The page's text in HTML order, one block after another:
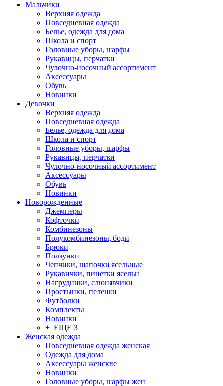
Мальчики
Верхняя одежда
Повседневная одежда
Белье, одежда для дома
Школа и спорт
Головные уборы, шарфы
Рукавицы, перчатки
Чулочно-носочный ассортимент
Аксессуары
Обувь
Новинки
Девочки
Верхняя одежда
Повседневная одежда
Белье, одежда для дома
Школа и спорт
Головные уборы, шарфы
Рукавицы, перчатки
Чулочно-носочный ассортимент
Аксессуары
Обувь
Новинки
Новорожденные
Джемперы
Кофточки
Комбинезоны
Полукомбинезоны, боди
Брюки
Ползунки
Чепчики, шапочки ясельные
Рукавички, пинетки ясельн
Нагрудники, слюнявчики
Простынки, пеленки
Футболки
Комплекты
Новинки
+ ЕЩЕ 3
Женская одежда
Повседневная одежда женская
Одежда для дома
Аксессуары женские
Новинки
Головные уборы, шарфы жен